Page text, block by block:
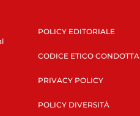
POLICY EDITORIALE
CODICE ETICO CONDOTTA
PRIVACY POLICY
POLICY DIVERSITÀ